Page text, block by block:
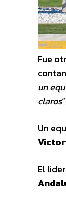
Fue
un
claros
Un
El